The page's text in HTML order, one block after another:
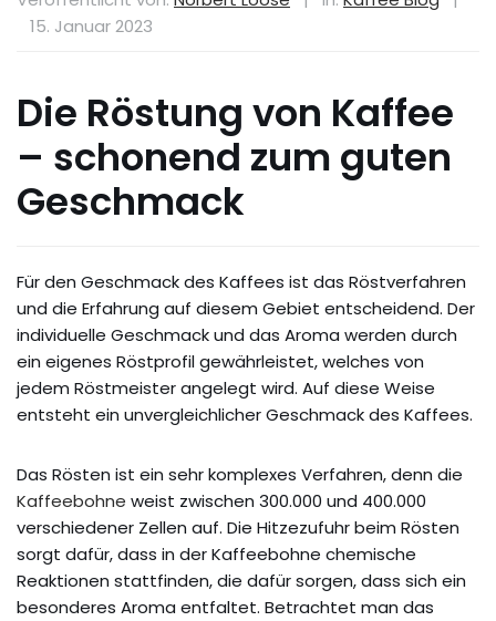
15. Januar 2023
Die Röstung von Kaffee
– schonend zum guten
Geschmack
Für den Geschmack des Kaffees ist das Röstverfahren
und die Erfahrung auf diesem Gebiet entscheidend. Der
individuelle Geschmack und das Aroma werden durch
ein eigenes Röstprofil gewährleistet, welches von
jedem Röstmeister angelegt wird. Auf diese Weise
entsteht ein unvergleichlicher Geschmack des Kaffees.
Das Rösten ist ein sehr komplexes Verfahren, denn die
Kaffeebohne weist zwischen 300.000 und 400.000
verschiedener Zellen auf. Die Hitzezufuhr beim Rösten
sorgt dafür, dass in der Kaffeebohne chemische
Reaktionen stattfinden, die dafür sorgen, dass sich ein
besonderes Aroma entfaltet. Betrachtet man das